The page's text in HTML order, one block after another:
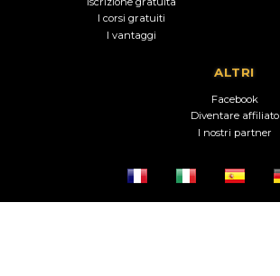
I corsi gratuiti
I vantaggi
ALTRI
Facebook
Diventare affiliato
I nostri partner